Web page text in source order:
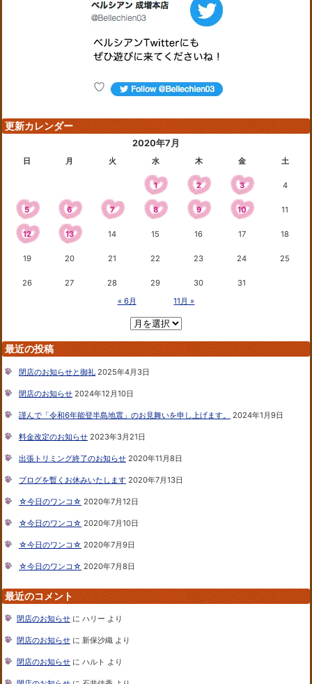
更新カレンダー
2020年7月
日 月 火 水 木 金 土
1 2 3 4
5 6 7 8 9 10 11
12 13 14 15 16 17 18
19 20 21 22 23 24 25
26 27 28 29 30
31
« 6月
11月 »
最近の投稿
閉店のお知らせと御礼 2025年4月3日
閉店のお知らせ 2024年12月10日
謹んで「令和6年能登半島地震」のお見舞いを申し上げます。 2024年1月9日
料金改定のお知らせ 2023年3月21日
出張トリミング終了のお知らせ 2020年11月8日
ブログを暫くお休みいたします 2020年7月13日
☆今日のワンコ☆ 2020年7月12日
☆今日のワンコ☆ 2020年7月10日
☆今日のワンコ☆ 2020年7月9日
☆今日のワンコ☆ 2020年7月8日
最近のコメント
閉店のお知らせ に ハリー より
閉店のお知らせ に 新保沙織 より
閉店のお知らせ に ハルト より